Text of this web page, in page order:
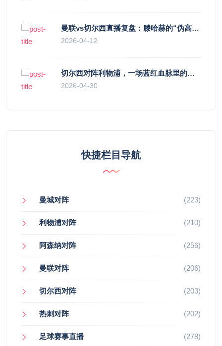
曼联vs切尔西直播复盘：滕哈赫的“伪高位”与波切蒂诺的“无锋阵”，谁更拧巴？
2026-04-12
切尔西对阵利物浦，一场蓝红血脉里的恩怨与忠诚
2026-04-30
快捷栏目导航
曼城对阵 (223)
利物浦对阵 (210)
阿森纳对阵 (256)
曼联对阵 (206)
切尔西对阵 (203)
热刺对阵 (202)
足球赛事直播 (278)